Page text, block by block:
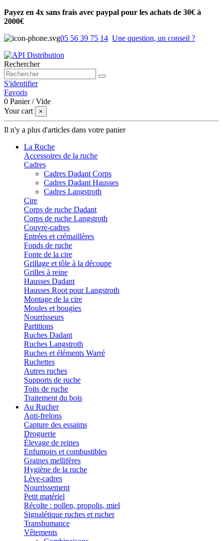
Payez en 4x sans frais avec paypal pour les achats de 30€ à
2000€
05 56 39 75 14 Une question, un conseil ?
Rechercher
S'identifier
Favoris
0 Panier /Vide
Your cart
×
Il n'y a plus d'articles dans votre panier
La Ruche
Accessoires de la ruche
Cadres
Cadres Dadant Corps
Cadres Dadant Hausses
Cadres Langstroth
Cire
Corps de ruche Dadant
Corps de ruche Langstroth
Couvre-cadres
Entrées et crémaillères
Fonds de ruche
Fonte de la cire
Grillage et tôle à la découpe
Grilles à reine
Hausses Dadant
Hausses Root pour Langstroth
Montage de la cire
Moules et bougies
Nourrisseurs
Partitions
Ruches Dadant
Ruches Langstroth
Ruches et éléments Warré
Ruchettes
Autres ruches
Supports de ruche
Toits de ruche
Traitement du bois
Au Rucher
Anti-frelons
Capture des essaims
Droguerie
Élevage de reines
Enfumoirs et combustibles
Graines mellifères
Hygiène de la ruche
Lève-cadres
Nourrissement
Petit matériel
Récolte : pollen, propolis, miel
Signalétique ruches et rucher
Transhumance
Vêtements